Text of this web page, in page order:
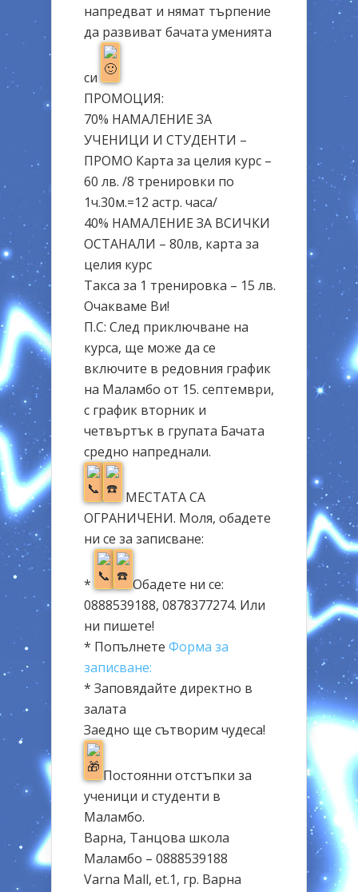
напредват и нямат търпение
да развиват бачата уменията
си
ПРОМОЦИЯ:
70% НАМАЛЕНИЕ ЗА
УЧЕНИЦИ И СТУДЕНТИ –
ПРОМО Карта за целия курс –
60 лв. /8 тренировки по
1ч.30м.=12 астр. часа/
40% НАМАЛЕНИЕ ЗА ВСИЧКИ
ОСТАНАЛИ – 80лв, карта за
целия курс
Такса за 1 тренировка – 15 лв.
Очакваме Ви!
П.С: След приключване на
курса, ще може да се
включите в редовния график
на Маламбо от 15. септември,
с график вторник и
четвъртък в групата Бачата
средно напреднали.
МЕСТАТА СА
ОГРАНИЧЕНИ. Моля, обадете
ни се за записване:
*
Обадете ни се:
0888539188, 0878377274. Или
ни пишете!
* Попълнете Форма за
записване:
* Заповядайте директно в
залата
Заедно ще сътворим чудеса!
Постоянни отстъпки за
ученици и студенти в
Маламбо.
Варна, Танцова школа
Маламбо – 0888539188
Varna Mall, et.1, гр. Варна